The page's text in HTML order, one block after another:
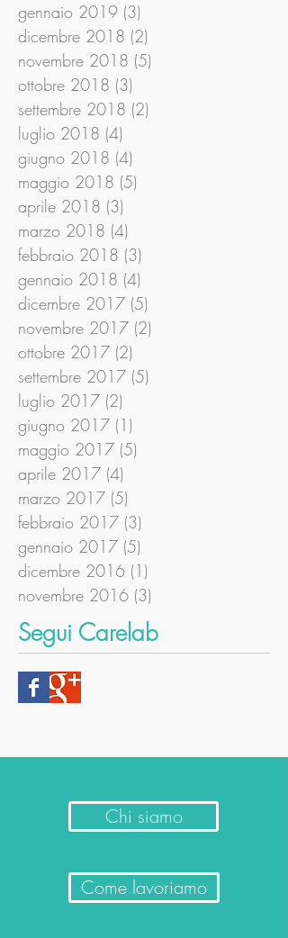
gennaio 2019 (3)
dicembre 2018 (2)
novembre 2018 (5)
ottobre 2018 (3)
settembre 2018 (2)
luglio 2018 (4)
giugno 2018 (4)
maggio 2018 (5)
aprile 2018 (3)
marzo 2018 (4)
febbraio 2018 (3)
gennaio 2018 (4)
dicembre 2017 (5)
novembre 2017 (2)
ottobre 2017 (2)
settembre 2017 (5)
luglio 2017 (2)
giugno 2017 (1)
maggio 2017 (5)
aprile 2017 (4)
marzo 2017 (5)
febbraio 2017 (3)
gennaio 2017 (5)
dicembre 2016 (1)
novembre 2016 (3)
Segui Carelab
Chi siamo
Come lavoriamo